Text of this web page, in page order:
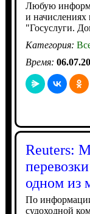
Любую
и начислениях
"Госуслуги.
Категория:
Время:
Reuters:
одном из
По информации
судоходной